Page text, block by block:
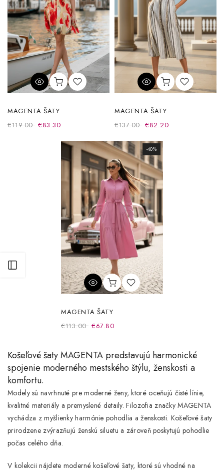
Otvoriť postranný panel
MAGENTA ŠATY
€119.00 €83.30
MAGENTA ŠATY
€137.00 €82.20
-40%
MAGENTA ŠATY
€113.00 €67.80
Košeľové šaty MAGENTA predstavujú harmonické
spojenie moderného mestského štýlu, ženskosti a
komfortu.
Modely sú navrhnuté pre moderné ženy, ktoré oceňujú čisté línie,
kvalitné materiály a premyslené detaily. Filozofia značky MAGENTA
vychádza z myšlienkyharmónie pohodlia a ženskosti. Košeľové šaty
prirodzene zvýrazňujú ženskú siluetu a zároveň poskytujú pohodlie
počas celého dňa.
V kolekcii nájdete moderné košeľové šaty, ktoré sú vhodné na